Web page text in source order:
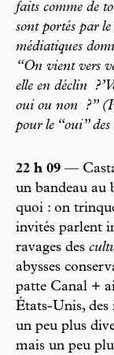
faits comme de
sont portés par
médiatiques
“On vient vers
elle en déclin
?’
oui ou non
?”
pour le “oui”
22 h 09 —
un bandeau au
quoi : on
invités parlent
ravages des
abysses
patte Canal +
États-Unis, des
un peu plus
mais un peu